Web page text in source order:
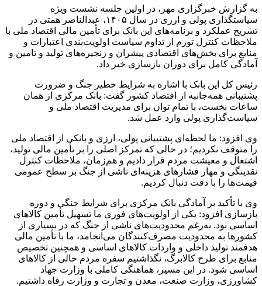
به گزارش خبرگزاری مهر، در اولین جلسه نشست ویژه
سیاستگذاری پولی و ارزی در سال ۱۴۰۵، عبدالناصر همتی در
تشریح عملکرد و برنامه‌های این بانک برای تأمین مالی اقتصاد ملی با
ملاحظات کنترل تورم از تداوم سیاست اولویت‌بندی اعتبارات و
منابع برای بخش‌های اقتصادی پیشران و زنجیره‌های تولید و تامین و
آمادگی کامل برای دوران بازسازی خبر داد.
رئیس کل این بانک با اشاره به شرایط خطیر جنگ و ضرورت
پشتیبانی همه‌جانبه از اقتصاد کشور گفت: بانک مرکزی از همان
ساعات نخست، با تمام توان برای مدیریت اقتصاد ملی و
سیاست‌گذاری پولی وارد عمل شد.
وی افزود: ما لحظه‌ای پشتیبانی پولی، ارزی و بانکی از اقتصاد ملی
را متوقف نکردیم؛ در حالی که تمرکز اصلی را بر تأمین مالی تولید،
اشتغال و معیشت مردم قرار دادیم و هم‌زمان، ملاحظات کنترل
نقدینگی و مهار فشارهای هزینه‌ای ناشی از جنگ بر سطح عمومی
قیمت‌ها را با دقت دنبال کردیم.
وی با تأکید بر آمادگی بانک مرکزی برای شرایط جنگی و دوره
بازسازی افزود: یکی از اولویت‌های فوری ما تسهیل تأمین کالاهای
اساسی بود. به‌رغم محدودیت‌های ناشی از جنگ که در بسیاری از
کشورها به محدودیت مصرف‌کنندگان می‌انجامد، ما با تأمین مالی
هدفمند تولید داخلی و واردات کالاهای اساسی و همچنین تخصیص
منابع برای طرح کالابرگ، نگذاشتیم سفره مردم خالی از کالاهای
اساسی شود. در این مسیر، هماهنگی کاملی با وزارت جهاد
کشاورزی، وزارت صنعت، معدن و تجارت و وزارت رفاه داشتیم.